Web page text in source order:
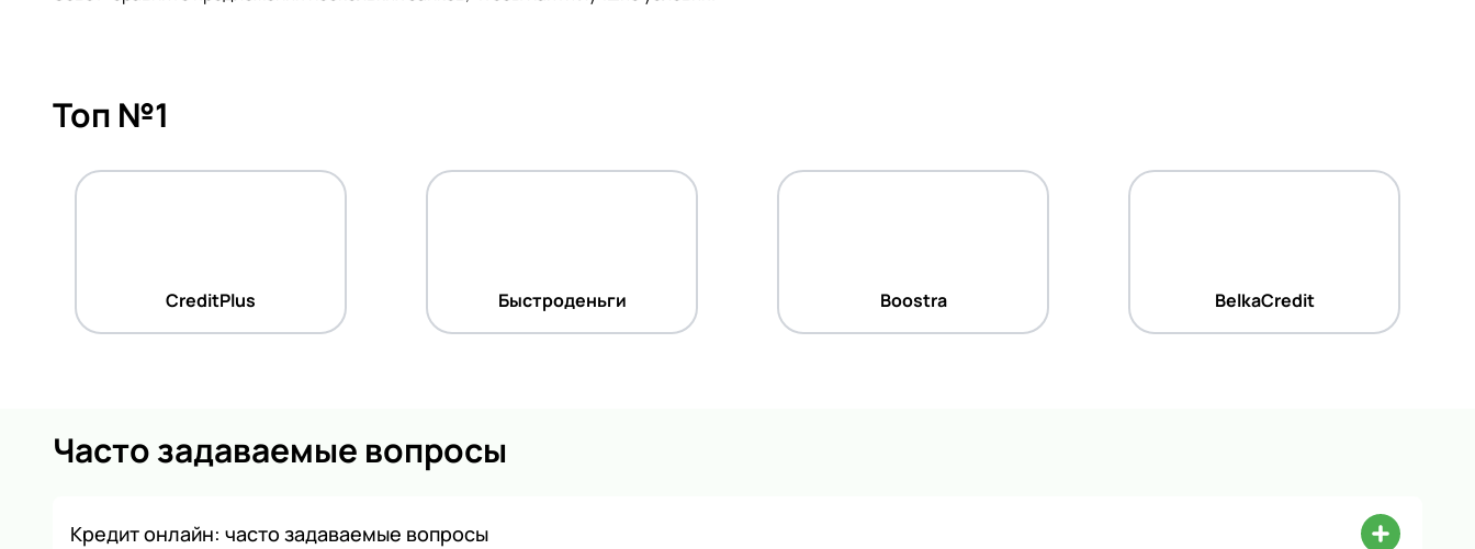
Топ №1
CreditPlus Быстроденьги Boostra BelkaCredit
Часто задаваемые вопросы
Кредит онлайн: часто задаваемые вопросы